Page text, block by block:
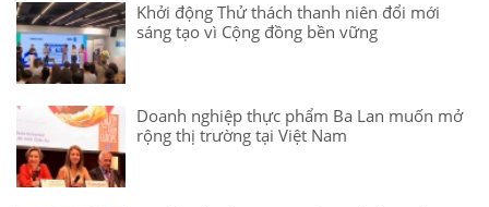
Khởi động Thử thách thanh niên đổi mới
sáng tạo vì Cộng đồng bền vững
Doanh nghiệp thực phẩm Ba Lan muốn mở
rộng thị trường tại Việt Nam